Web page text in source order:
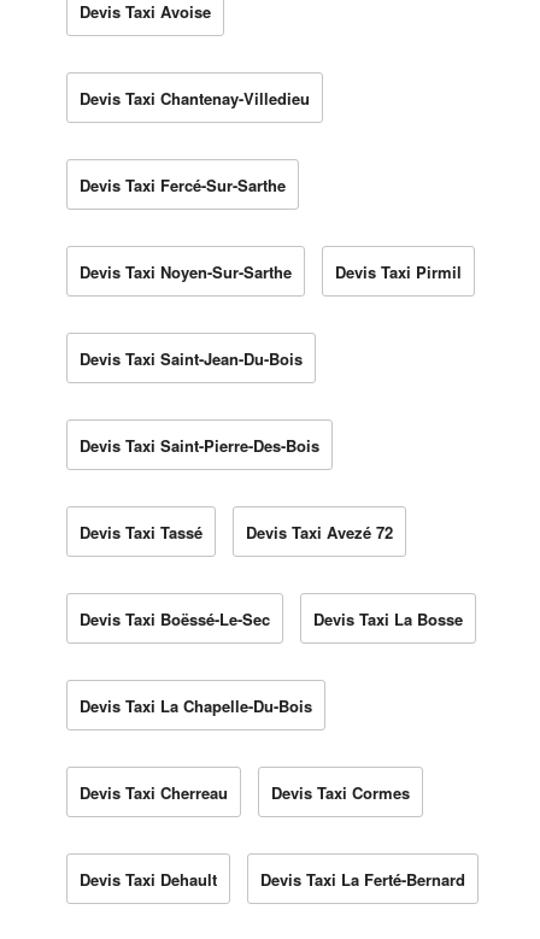
Devis Taxi Avoise
Devis Taxi Chantenay-Villedieu
Devis Taxi Fercé-Sur-Sarthe
Devis Taxi Noyen-Sur-Sarthe Devis Taxi Pirmil
Devis Taxi Saint-Jean-Du-Bois
Devis Taxi Saint-Pierre-Des-Bois
Devis Taxi Tassé Devis Taxi Avezé 72
Devis Taxi Boëssé-Le-Sec Devis Taxi La Bosse
Devis Taxi La Chapelle-Du-Bois
Devis Taxi Cherreau Devis Taxi Cormes
Devis Taxi Dehault Devis Taxi La Ferté-Bernard